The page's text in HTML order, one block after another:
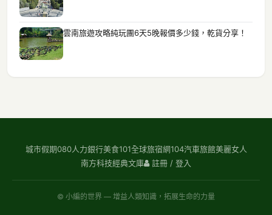
雲南旅遊攻略純玩團6天5晚報價多少錢，乾貨分享！
城市假期080人力銀行美食101全球旅宿網104汽車旅館美麗女人
南方科技經典文庫 註冊 / 登入
© 小編的世界 — 增益人類知識，拓展生命的力量